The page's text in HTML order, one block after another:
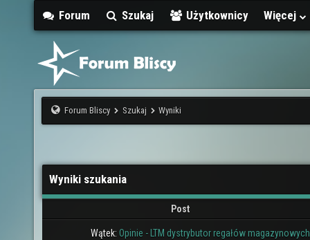
Forum Szukaj Użytkownicy Więcej
Forum Bliscy Szukaj Wyniki
Wyniki szukania
Post
Wątek: Opinie - LTM dystrybutor regałów magazynowych